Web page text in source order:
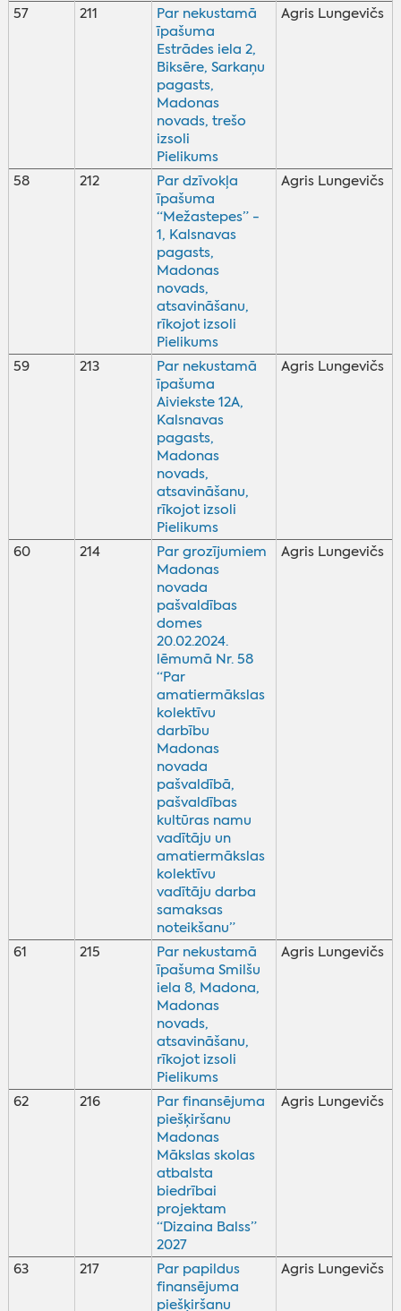
57 211
Par nekustamā
īpašuma
Estrādes iela 2,
Biksēre, Sarkaņu
pagasts,
Madonas
novads, trešo
izsoli
Pielikums
Agris Lungevičs
58 212
Par dzīvokļa
īpašuma
“Mežastepes” -
1, Kalsnavas
pagasts,
Madonas
novads,
atsavināšanu,
rīkojot izsoli
Pielikums
Agris Lungevičs
59 213
Par nekustamā
īpašuma
Aiviekste 12A,
Kalsnavas
pagasts,
Madonas
novads,
atsavināšanu,
rīkojot izsoli
Pielikums
Agris Lungevičs
60 214
Par grozījumiem
Madonas
novada
pašvaldības
domes
20.02.2024.
lēmumā Nr. 58
“Par
amatiermākslas
kolektīvu
darbību
Madonas
novada
pašvaldībā,
pašvaldības
kultūras namu
vadītāju un
amatiermākslas
kolektīvu
vadītāju darba
samaksas
noteikšanu”
Agris Lungevičs
61 215
Par nekustamā
īpašuma Smilšu
iela 8, Madona,
Madonas
novads,
atsavināšanu,
rīkojot izsoli
Pielikums
Agris Lungevičs
62 216
Par finansējuma
piešķiršanu
Madonas
Mākslas skolas
atbalsta
biedrībai
projektam
“Dizaina Balss”
2027
Agris Lungevičs
63 217
Par papildus
finansējuma
piešķiršanu
Agris Lungevičs